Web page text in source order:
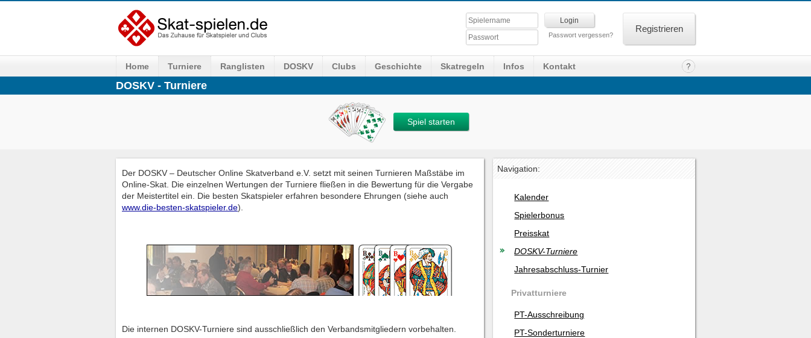
Passwort vergessen?
Registrieren
Home Turniere Ranglisten DOSKV Clubs Geschichte Skatregeln Infos Kontakt
DOSKV - Turniere
Spiel starten
Der DOSKV – Deutscher Online Skatverband e.V. setzt mit seinen Turnieren Maßstäbe im
Online-Skat. Die einzelnen Wertungen der Turniere fließen in die Bewertung für die Vergabe
der Meistertitel ein. Die besten Skatspieler erfahren besondere Ehrungen (siehe auch
www.die-besten-skatspieler.de).
Die internen DOSKV-Turniere sind ausschließlich den Verbandsmitgliedern vorbehalten.
Navigation:
Kalender
Spielerbonus
Preisskat
DOSKV-Turniere
Jahresabschluss-Turnier
Privatturniere
PT-Ausschreibung
PT-Sonderturniere